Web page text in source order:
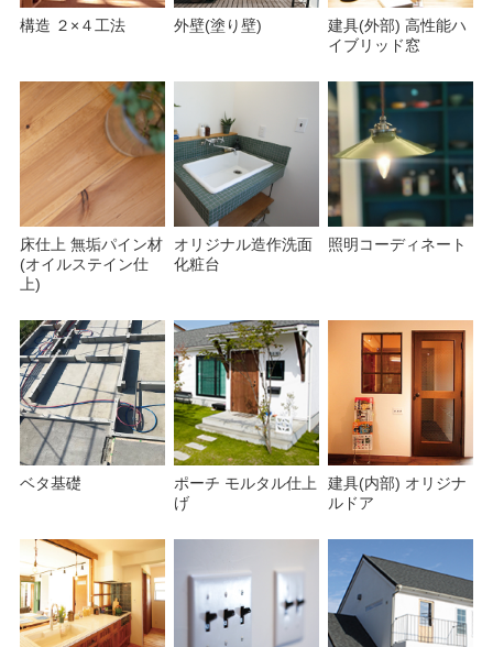
構造 ２×４工法 外壁(塗り壁)
建具(外部) 高性能ハ
イブリッド窓
床仕上 無垢パイン材
(オイルステイン仕
上)
オリジナル造作洗面
化粧台
照明コーディネート
ベタ基礎
ポーチ モルタル仕上
げ
建具(内部) オリジナ
ルドア